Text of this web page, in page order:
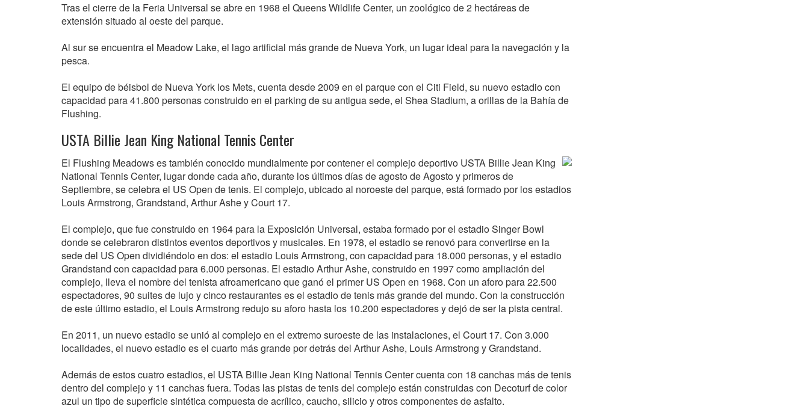
Tras el cierre de la Feria Universal se abre en 1968 el Queens Wildlife Center, un zoológico de 2 hectáreas de
extensión situado al oeste del parque.
Al sur se encuentra el Meadow Lake, el lago artificial más grande de Nueva York, un lugar ideal para la navegación y la
pesca.
El equipo de béisbol de Nueva York los Mets, cuenta desde 2009 en el parque con el Citi Field, su nuevo estadio con
capacidad para 41.800 personas construido en el parking de su antigua sede, el Shea Stadium, a orillas de la Bahía de
Flushing.
USTA Billie Jean King National Tennis Center
El Flushing Meadows es también conocido mundialmente por contener el complejo deportivo USTA Billie Jean King
National Tennis Center, lugar donde cada año, durante los últimos días de agosto de Agosto y primeros de
Septiembre, se celebra el US Open de tenis. El complejo, ubicado al noroeste del parque, está formado por los estadios
Louis Armstrong, Grandstand, Arthur Ashe y Court 17.
El complejo, que fue construido en 1964 para la Exposición Universal, estaba formado por el estadio Singer Bowl
donde se celebraron distintos eventos deportivos y musicales. En 1978, el estadio se renovó para convertirse en la
sede del US Open dividiéndolo en dos: el estadio Louis Armstrong, con capacidad para 18.000 personas, y el estadio
Grandstand con capacidad para 6.000 personas. El estadio Arthur Ashe, construido en 1997 como ampliación del
complejo, lleva el nombre del tenista afroamericano que ganó el primer US Open en 1968. Con un aforo para 22.500
espectadores, 90 suites de lujo y cinco restaurantes es el estadio de tenis más grande del mundo. Con la construcción
de este último estadio, el Louis Armstrong redujo su aforo hasta los 10.200 espectadores y dejó de ser la pista central.
En 2011, un nuevo estadio se unió al complejo en el extremo suroeste de las instalaciones, el Court 17. Con 3.000
localidades, el nuevo estadio es el cuarto más grande por detrás del Arthur Ashe, Louis Armstrong y Grandstand.
Además de estos cuatro estadios, el USTA Billie Jean King National Tennis Center cuenta con 18 canchas más de tenis
dentro del complejo y 11 canchas fuera. Todas las pistas de tenis del complejo están construidas con Decoturf de color
azul un tipo de superficie sintética compuesta de acrílico, caucho, silicio y otros componentes de asfalto.